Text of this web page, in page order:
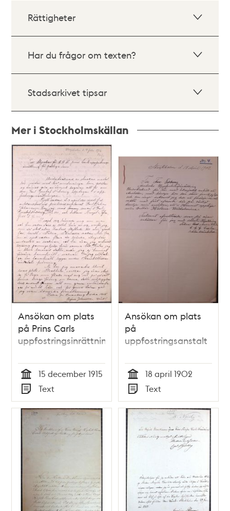
Rättigheter
Har du frågor om texten?
Stadsarkivet tipsar
Mer i Stockholmskällan
Relaterade
poster
teman
Ansökan om plats
på Prins Carls
uppfostringsinrättning
Tid
15 december 1915
Typ
Text
Ansökan om plats
på
uppfostringsanstalt
Tid
18 april 1902
Typ
Text